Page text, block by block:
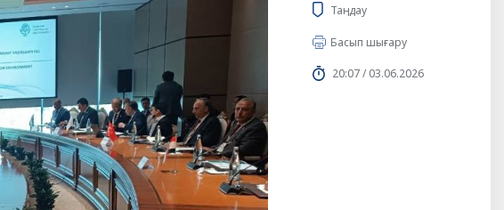
Таңдау
Басып шығару
20:07 / 03.06.2026